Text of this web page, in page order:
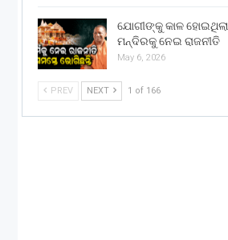
ଯୋଗୀଙ୍କୁ କାଳ ହୋଇଥିଲା
ମନ୍ଦିରକୁ ନେଇ ରାଜନୀତି
May 6, 2026
PREV NEXT 1 of 166